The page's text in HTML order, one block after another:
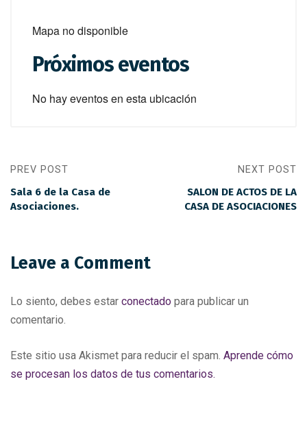
Mapa no disponible
Próximos eventos
No hay eventos en esta ubicación
PREV POST
Sala 6 de la Casa de
Asociaciones.
NEXT POST
SALON DE ACTOS DE LA
CASA DE ASOCIACIONES
Leave a Comment
Lo siento, debes estar conectado para publicar un
comentario.
Este sitio usa Akismet para reducir el spam. Aprende cómo
se procesan los datos de tus comentarios.